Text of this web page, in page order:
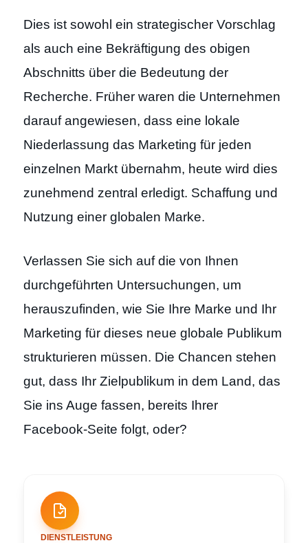
Dies ist sowohl ein strategischer Vorschlag
als auch eine Bekräftigung des obigen
Abschnitts über die Bedeutung der
Recherche. Früher waren die Unternehmen
darauf angewiesen, dass eine lokale
Niederlassung das Marketing für jeden
einzelnen Markt übernahm, heute wird dies
zunehmend zentral erledigt. Schaffung und
Nutzung einer globalen Marke.
Verlassen Sie sich auf die von Ihnen
durchgeführten Untersuchungen, um
herauszufinden, wie Sie Ihre Marke und Ihr
Marketing für dieses neue globale Publikum
strukturieren müssen. Die Chancen stehen
gut, dass Ihr Zielpublikum in dem Land, das
Sie ins Auge fassen, bereits Ihrer
Facebook-Seite folgt, oder?
DIENSTLEISTUNG